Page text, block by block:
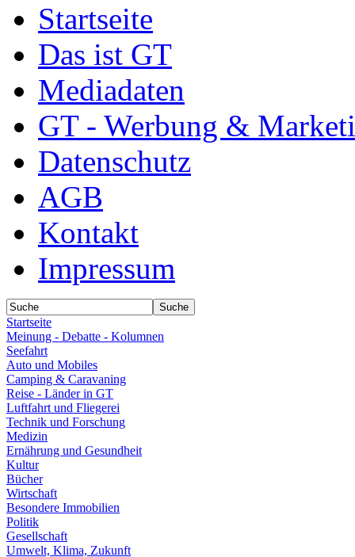
Startseite
Das ist GT
Mediadaten
GT - Werbung &
Datenschutz
AGB
Kontakt
Impressum
Startseite
Meinung - Debatte - Kolumnen
Seefahrt
Auto und Mobiles
Camping & Caravaning
Reise - Länder in GT
Luftfahrt und Fliegerei
Technik und Forschung
Medizin
Ernährung und Gesundheit
Kultur
Bücher
Wirtschaft
Besondere Immobilien
Politik
Gesellschaft
Umwelt, Klima, Zukunft